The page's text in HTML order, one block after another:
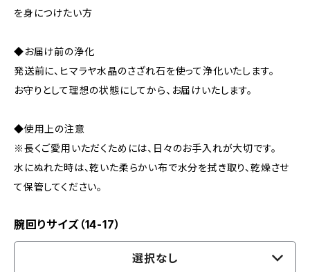
を身につけたい方
◆お届け前の浄化
発送前に、ヒマラヤ水晶のさざれ石を使って浄化いたします。
お守りとして理想の状態にしてから、お届けいたします。
◆使用上の注意
※長くご愛用いただくためには、日々のお手入れが大切です。
水にぬれた時は、乾いた柔らかい布で水分を拭き取り、乾燥させ
て保管してください。
腕回りサイズ（14-17）
選択なし